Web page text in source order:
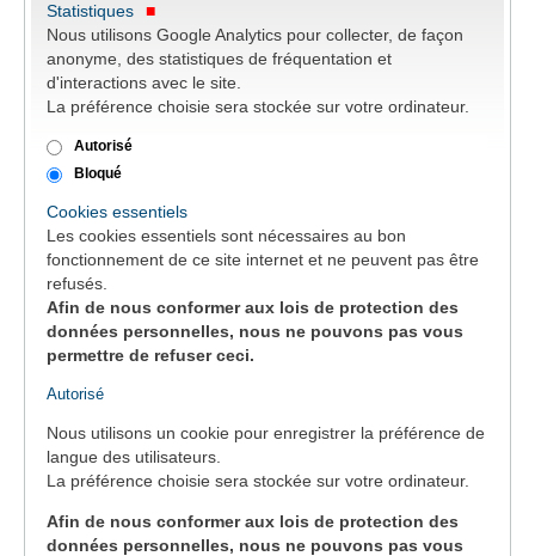
ACTION SOCIALE
EMPLOI
AIDE ALIMENTAIRE
SENIORS
CULTURE ET JEUNESSE
Statistiques
Nous utilisons Google Analytics pour collecter, de façon
anonyme, des statistiques de fréquentation et
d'interactions avec le site.
La préférence choisie sera stockée sur votre ordinateur.
Autorisé
Bloqué
Cookies essentiels
Les cookies essentiels sont nécessaires au bon
fonctionnement de ce site internet et ne peuvent pas être
refusés.
Afin de nous conformer aux lois de protection des
données personnelles, nous ne pouvons pas vous
permettre de refuser ceci.
Autorisé
Nous utilisons un cookie pour enregistrer la préférence de
langue des utilisateurs.
La préférence choisie sera stockée sur votre ordinateur.
Afin de nous conformer aux lois de protection des
données personnelles, nous ne pouvons pas vous